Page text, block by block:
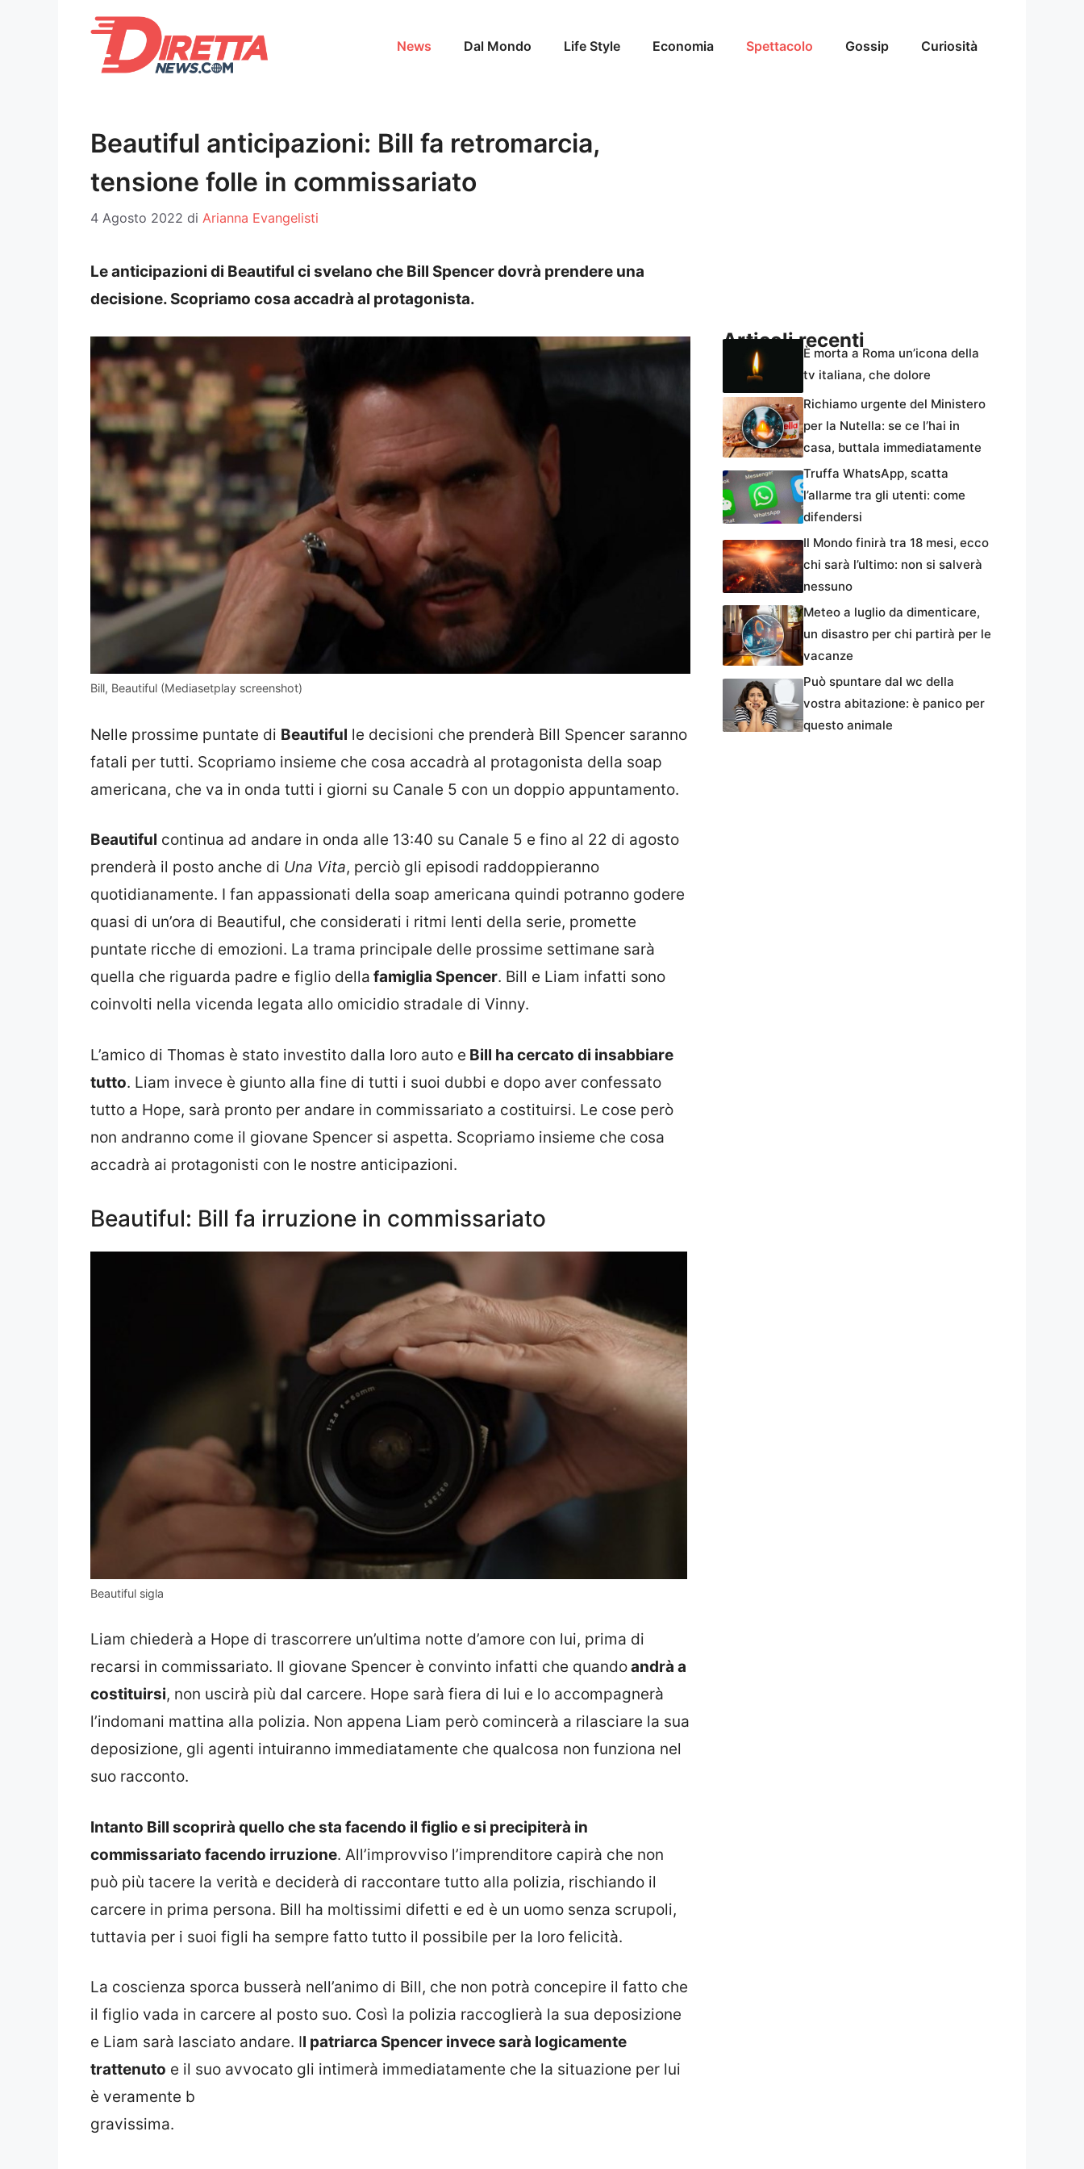
News Dal Mondo Life Style Economia Spettacolo Gossip Curiosità
Beautiful anticipazioni: Bill fa retromarcia,
tensione folle in commissariato
4 Agosto 2022 di Arianna Evangelisti
Le anticipazioni di Beautiful ci svelano che Bill Spencer dovrà prendere una
decisione. Scopriamo cosa accadrà al protagonista.
Bill, Beautiful (Mediasetplay screenshot)
Nelle prossime puntate di Beautiful le decisioni che prenderà Bill Spencer saranno
fatali per tutti. Scopriamo insieme che cosa accadrà al protagonista della soap
americana, che va in onda tutti i giorni su Canale 5 con un doppio appuntamento.
Beautiful continua ad andare in onda alle 13:40 su Canale 5 e fino al 22 di agosto
prenderà il posto anche di Una Vita, perciò gli episodi raddoppieranno
quotidianamente. I fan appassionati della soap americana quindi potranno godere
quasi di un’ora di Beautiful, che considerati i ritmi lenti della serie, promette
puntate ricche di emozioni. La trama principale delle prossime settimane sarà
quella che riguarda padre e figlio della famiglia Spencer. Bill e Liam infatti sono
coinvolti nella vicenda legata allo omicidio stradale di Vinny.
L’amico di Thomas è stato investito dalla loro auto e Bill ha cercato di insabbiare
tutto. Liam invece è giunto alla fine di tutti i suoi dubbi e dopo aver confessato
tutto a Hope, sarà pronto per andare in commissariato a costituirsi. Le cose però
non andranno come il giovane Spencer si aspetta. Scopriamo insieme che cosa
accadrà ai protagonisti con le nostre anticipazioni.
Beautiful: Bill fa irruzione in commissariato
Beautiful sigla
Liam chiederà a Hope di trascorrere un’ultima notte d’amore con lui, prima di
recarsi in commissariato. Il giovane Spencer è convinto infatti che quandoandrà a
costituirsi, non uscirà più dal carcere. Hope sarà fiera di lui e lo accompagnerà
l’indomani mattina alla polizia. Non appena Liam però comincerà a rilasciare la sua
deposizione, gli agenti intuiranno immediatamente che qualcosa non funziona nel
suo racconto.
Intanto Bill scoprirà quello che sta facendo il figlio e si precipiterà in
commissariato facendo irruzione. All’improvviso l’imprenditore capirà che non
può più tacere la verità e deciderà di raccontare tutto alla polizia, rischiando il
carcere in prima persona. Bill ha moltissimi difetti e ed è un uomo senza scrupoli,
tuttavia per i suoi figli ha sempre fatto tutto il possibile per la loro felicità.
La coscienza sporca busserà nell’animo di Bill, che non potrà concepire il fatto che
il figlio vada in carcere al posto suo. Così la polizia raccoglierà la sua deposizione
e Liam sarà lasciato andare. Il patriarca Spencer invece sarà logicamente
trattenuto e il suo avvocato gli intimerà immediatamente che la situazione per lui
è veramente b
gravissima.
Articoli recenti
È morta a Roma un’icona della
tv italiana, che dolore
Richiamo urgente del Ministero
per la Nutella: se ce l’hai in
casa, buttala immediatamente
Truffa WhatsApp, scatta
l’allarme tra gli utenti: come
difendersi
Il Mondo finirà tra 18 mesi, ecco
chi sarà l’ultimo: non si salverà
nessuno
Meteo a luglio da dimenticare,
un disastro per chi partirà per le
vacanze
Può spuntare dal wc della
vostra abitazione: è panico per
questo animale